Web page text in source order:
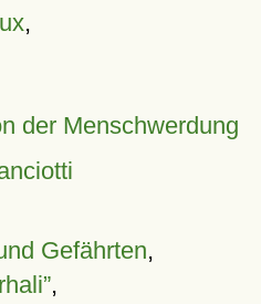
,
der Menschwerdung
Gefährten,
,